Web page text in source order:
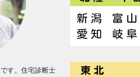
す。住宅診断士